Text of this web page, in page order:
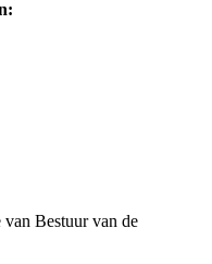
Bestuur van de